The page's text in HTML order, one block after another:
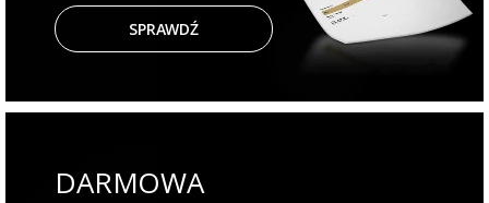
SPRAWDŹ
DARMOWA